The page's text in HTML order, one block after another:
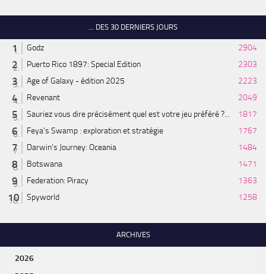
... DES 30 DERNIERS JOURS
Godz
2904
Puerto Rico 1897: Special Edition
2303
Age of Galaxy - édition 2025
2223
Revenant
2049
Sauriez vous dire précisément quel est votre jeu préféré ?...
1817
Feya’s Swamp : exploration et stratégie
1767
Darwin's Journey: Oceania
1484
Botswana
1471
Federation: Piracy
1363
Spyworld
1258
ARCHIVES
2026